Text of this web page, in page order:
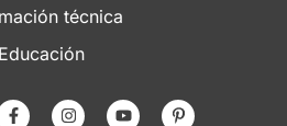
técnica
Educación